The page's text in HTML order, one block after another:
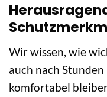
Wir wissen, wie
auch nach
komfortabel